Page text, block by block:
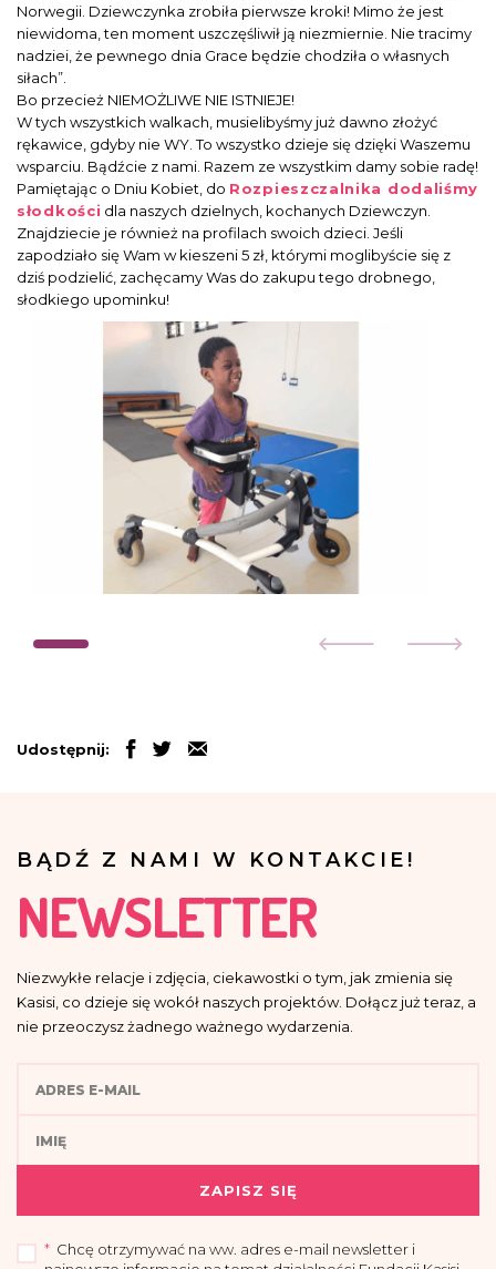
Norwegii. Dziewczynka zrobiła pierwsze kroki! Mimo że jest
niewidoma, ten moment uszczęśliwił ją niezmiernie. Nie tracimy
nadziei, że pewnego dnia Grace będzie chodziła o własnych
siłach”.
Bo przecież NIEMOŻLIWE NIE ISTNIEJE!
W tych wszystkich walkach, musielibyśmy już dawno złożyć
rękawice, gdyby nie WY. To wszystko dzieje się dzięki Waszemu
wsparciu. Bądźcie z nami. Razem ze wszystkim damy sobie radę!
Pamiętając o Dniu Kobiet, do Rozpieszczalnika dodaliśmy
słodkości dla naszych dzielnych, kochanych Dziewczyn.
Znajdziecie je również na profilach swoich dzieci. Jeśli
zapodziało się Wam w kieszeni 5 zł, którymi moglibyście się z
dziś podzielić, zachęcamy Was do zakupu tego drobnego,
słodkiego upominku!
Udostępnij:
BĄDŹ Z NAMI W KONTAKCIE!
NEWSLETTER
Niezwykłe relacje i zdjęcia, ciekawostki o tym, jak zmienia się
Kasisi, co dzieje się wokół naszych projektów. Dołącz już teraz, a
nie przeoczysz żadnego ważnego wydarzenia.
ZAPISZ SIĘ
* Chcę otrzymywać na ww. adres e-mail newsletter i